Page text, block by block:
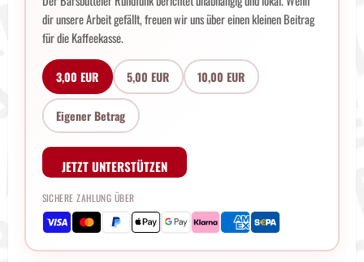
dir unsere Arbeit gefällt, freuen wir uns über einen kleinen Beitrag
für die Kaffeekasse.
3,00 EUR 5,00 EUR 10,00 EUR
Eigener Betrag
JETZT UNTERSTÜTZEN
SICHERE ZAHLUNG ÜBER